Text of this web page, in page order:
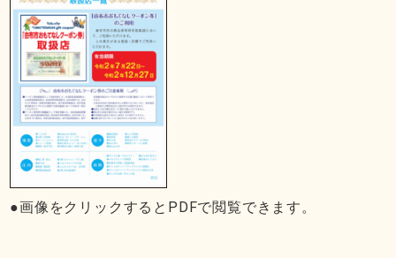
●画像をクリックするとPDFで閲覧できます。